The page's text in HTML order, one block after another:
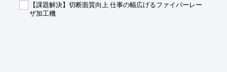
【特長】
■作図作業で3D-CADを使用し、「できあがり」を確認可能
【課題解決】切断面質向上 仕事の幅広げるファイバーレー
ザ加工機